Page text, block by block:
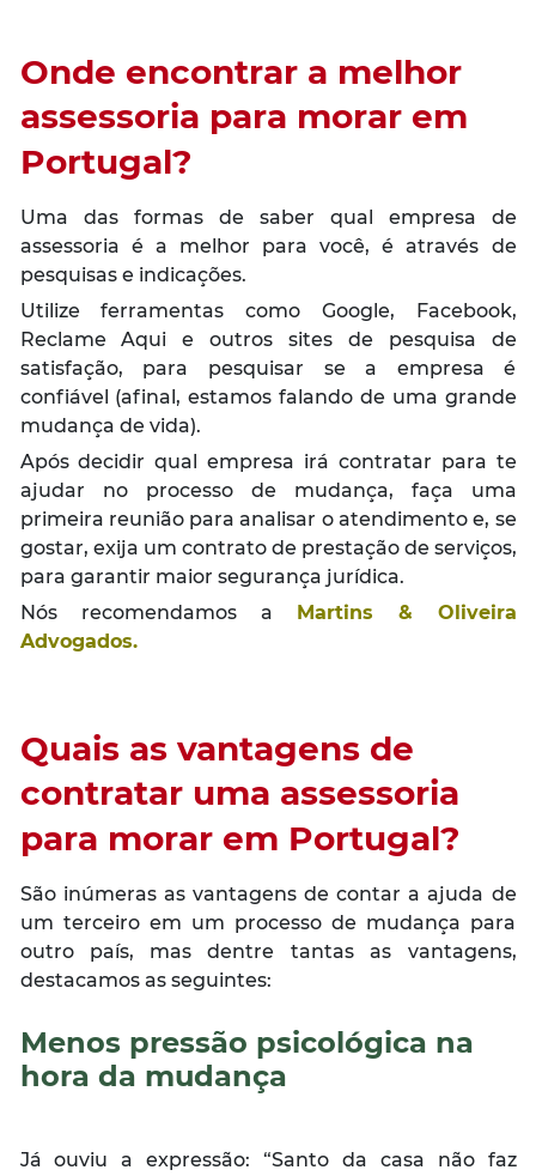
Onde encontrar a melhor
assessoria para morar em
Portugal?
Uma das formas de saber qual empresa de
assessoria é a melhor para você, é através de
pesquisas e indicações.
Utilize ferramentas como Google, Facebook,
Reclame Aqui e outros sites de pesquisa de
satisfação, para pesquisar se a empresa é
confiável (afinal, estamos falando de uma grande
mudança de vida).
Após decidir qual empresa irá contratar para te
ajudar no processo de mudança, faça uma
primeira reunião para analisar o atendimento e, se
gostar, exija um contrato de prestação de serviços,
para garantir maior segurança jurídica.
Nós recomendamos a Martins & Oliveira
Advogados.
Quais as vantagens de
contratar uma assessoria
para morar em Portugal?
São inúmeras as vantagens de contar a ajuda de
um terceiro em um processo de mudança para
outro país, mas dentre tantas as vantagens,
destacamos as seguintes:
Menos pressão psicológica na
hora da mudança
Já ouviu a expressão: “Santo da casa não faz